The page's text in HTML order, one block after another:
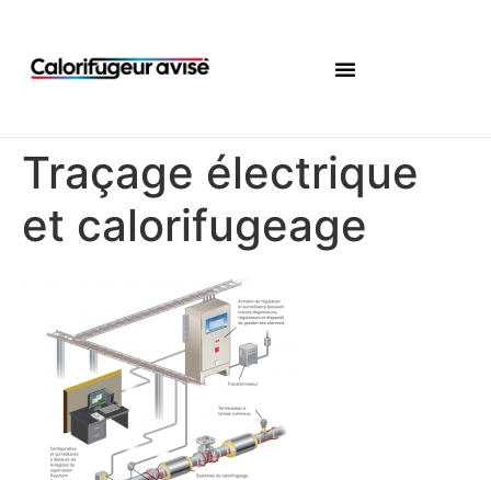
Traçage électrique
et calorifugeage